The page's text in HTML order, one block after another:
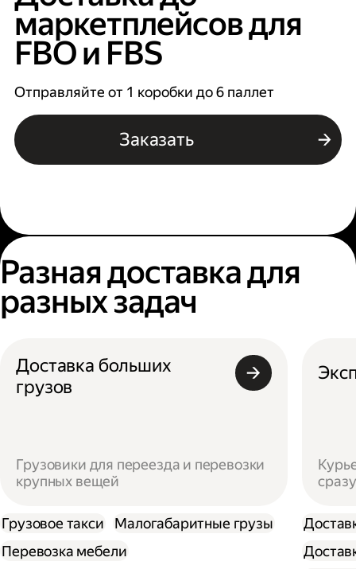
маркетплейсов для
FBO и FBS
Отправляйте от 1 коробки до 6 паллет
Заказать
Разная доставка для
разных задач
Доставка больших
грузов
Грузовики для переезда и перевозки
крупных вещей
Грузовое такси
Малогабаритные грузы
Перевозка мебели